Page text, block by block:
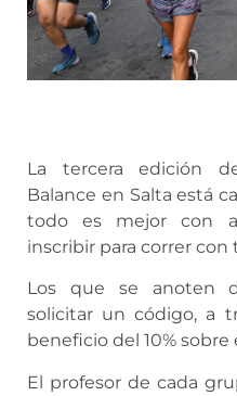
La tercera edición
Balance en Salta está
todo es mejor con
inscribir para correr con
Los que se anoten
solicitar un código, a
beneficio del 10%
El profesor de cada